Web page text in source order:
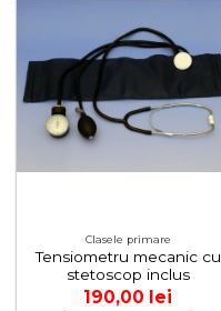
Clasele primare
Tensiometru mecanic cu
stetoscop inclus
190,00 lei